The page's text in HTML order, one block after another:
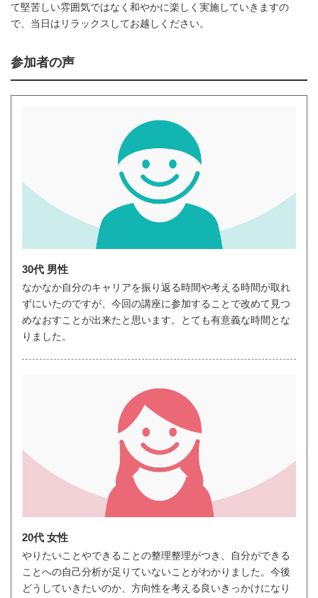
て堅苦しい雰囲気ではなく和やかに楽しく実施していきますの
で、当日はリラックスしてお越しください。
参加者の声
30代 男性
なかなか自分のキャリアを振り返る時間や考える時間が取れ
ずにいたのですが、今回の講座に参加することで改めて見つ
めなおすことが出来たと思います。とても有意義な時間とな
りました。
20代 女性
やりたいことやできることの整理整理がつき、自分ができる
ことへの自己分析が足りていないことがわかりました。今後
どうしていきたいのか、方向性を考える良いきっかけになり